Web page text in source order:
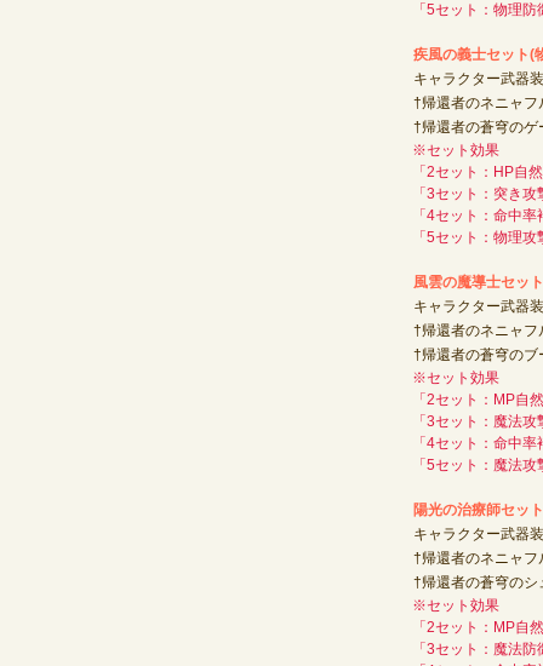
「5セット：物理
疾風の義士セット(
キャラクター武器
†帰還者のネニャ
†帰還者の蒼穹のゲ
※セット効果
「2セット：HP自
「3セット：突き
「4セット：命中
「5セット：物理
風雲の魔導士セッ
キャラクター武器
†帰還者のネニャ
†帰還者の蒼穹のブ
※セット効果
「2セット：MP自
「3セット：魔法
「4セット：命中
「5セット：魔法
陽光の治療師セッ
キャラクター武器
†帰還者のネニャ
†帰還者の蒼穹のシ
※セット効果
「2セット：MP自
「3セット：魔法